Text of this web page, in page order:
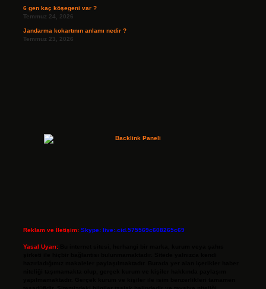
6 gen kaç köşegeni var ?
Temmuz 24, 2026
Jandarma kokartının anlamı nedir ?
Temmuz 23, 2026
Reklam ve İletişim: Skype: live:.cid.575569c608265c69
Yasal Uyarı: